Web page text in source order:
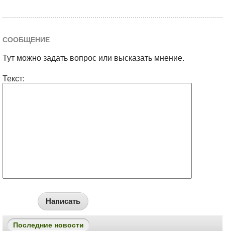
СООБЩЕНИЕ
Тут можно задать вопрос или высказать мнение.
Текст:
Написать
Последние новости